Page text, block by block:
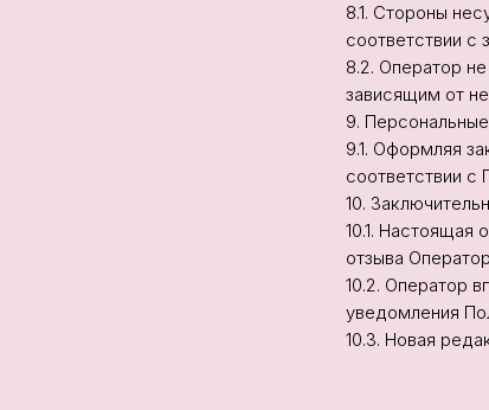
8.1. Стороны
соответствии с
8.2. Оператор
зависящим от
9.
9.1. Оформляя
соответствии с
10.
10.1. Настоящая
отзыва
10.2. Оператор
уведомления
10.3. Новая